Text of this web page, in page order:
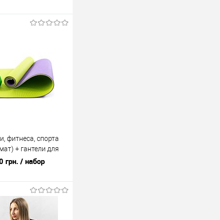
фитнеса, спорта
+ гантели для
OSPORT Set 78
грн. / набор
В корзину